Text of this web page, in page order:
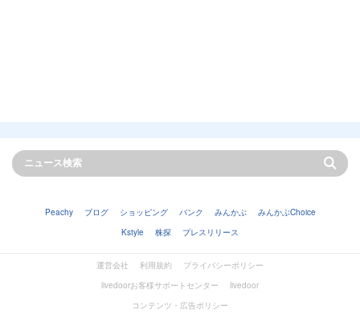
Peachy ブログ ショッピング バンク みんかぶ
みんかぶChoice
Kstyle
株探 プレスリリース
運営会社 利用規約
プライバシーポリシー
livedoorお客様サポートセンター
livedoor
コンテンツ・広告ポリシー